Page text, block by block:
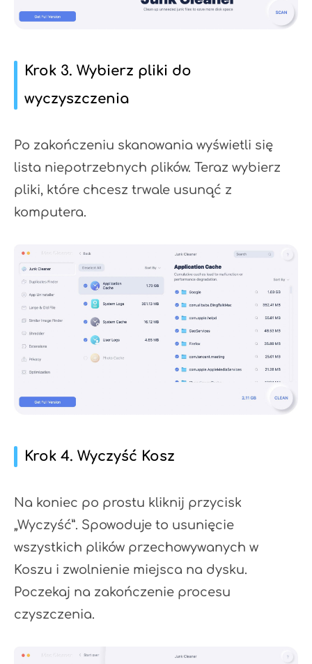
Krok 3. Wybierz pliki do
wyczyszczenia
Po zakończeniu skanowania wyświetli się
lista niepotrzebnych plików. Teraz wybierz
pliki, które chcesz trwale usunąć z
komputera.
Krok 4. Wyczyść Kosz
Na koniec po prostu kliknij przycisk
„Wyczyść”. Spowoduje to usunięcie
wszystkich plików przechowywanych w
Koszu i zwolnienie miejsca na dysku.
Poczekaj na zakończenie procesu
czyszczenia.